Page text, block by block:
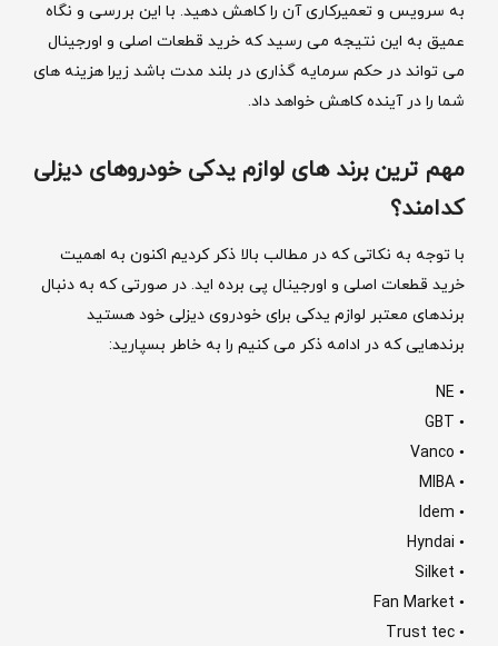
به سرویس و تعمیرکاری آن را کاهش دهید. با این بررسی و نگاه
عمیق به این نتیجه می رسید که خرید قطعات اصلی و اورجینال
می تواند در حکم سرمایه گذاری در بلند مدت باشد زیرا هزینه های
شما را در آینده کاهش خواهد داد.
مهم ترین برند های لوازم یدکی خودروهای دیزلی
کدامند؟
با توجه به نکاتی که در مطالب بالا ذکر کردیم اکنون به اهمیت
خرید قطعات اصلی و اورجینال پی برده اید. در صورتی که به دنبال
برندهای معتبر لوازم یدکی برای خودروی دیزلی خود هستید
برندهایی که در ادامه ذکر می کنیم را به خاطر بسپارید:
• NE
• GBT
• Vanco
• MIBA
• Idem
• Hyndai
• Silket
• Fan Market
• Trust tec